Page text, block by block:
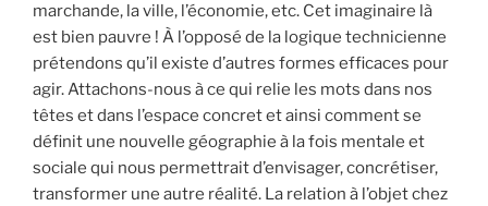
marchande, la ville, l’économie, etc. Cet imaginaire là
est bien pauvre ! À l’opposé de la logique technicienne
prétendons qu’il existe d’autres formes efficaces pour
agir. Attachons-nous à ce qui relie les mots dans nos
têtes et dans l’espace concret et ainsi comment se
définit une nouvelle géographie à la fois mentale et
sociale qui nous permettrait d’envisager, concrétiser,
transformer une autre réalité. La relation à l’objet chez